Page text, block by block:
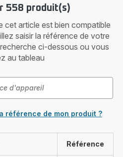
558 produit(s)
cet article est bien compatible
saisir la référence de votre
ci-dessous ou vous
au tableau
référence de mon produit ?
Référence